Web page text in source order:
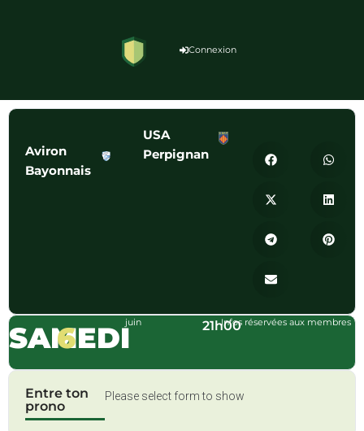
Connexion
Aviron
Bayonnais
USA
Perpignan
SAMEDI
6 juin 21h00Infos réservées aux membres
Entre ton
prono
Please select form to show